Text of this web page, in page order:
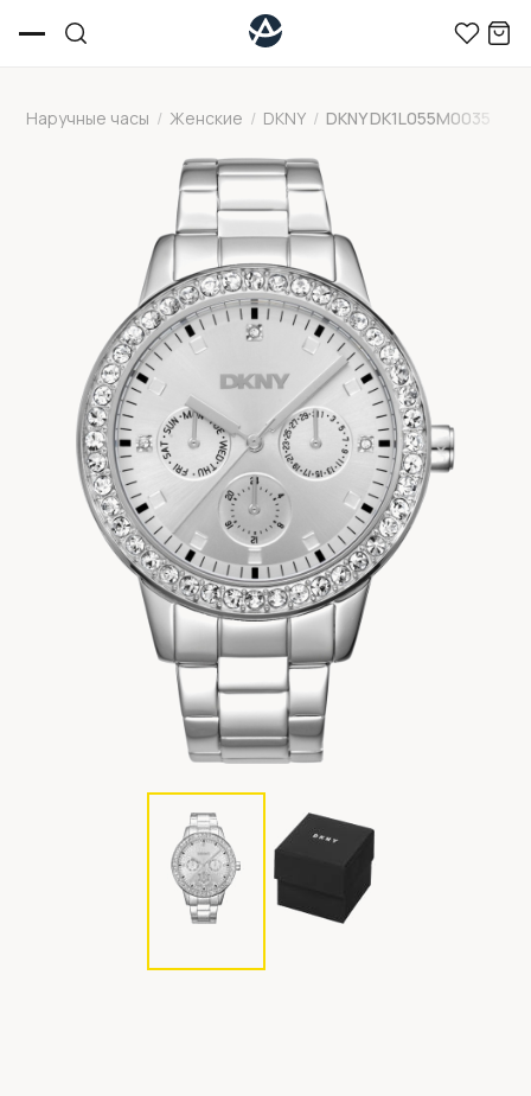
Наручные часы / Женские / DKNY / DKNY DK1L055M0035